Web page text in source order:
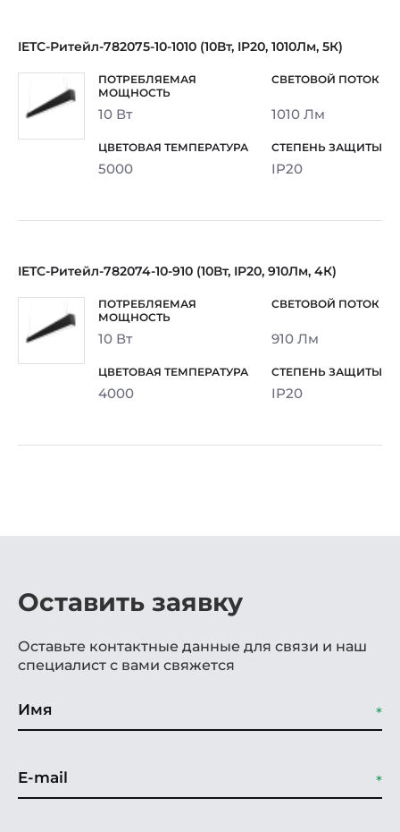
IETC-Ритейл-782075-10-1010 (10Вт, IP20, 1010Лм, 5К)
10 Вт 1010 Лм
5000 IP20
IETC-Ритейл-782074-10-910 (10Вт, IP20, 910Лм, 4К)
10 Вт 910 Лм
4000 IP20
Оставить заявку
Оставьте контактные данные для связи и наш
специалист с вами свяжется